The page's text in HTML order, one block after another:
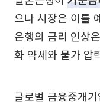
으나 시장은 이를
은행의 금리 인상
화 약세와 물가 압
글로벌 금융중개